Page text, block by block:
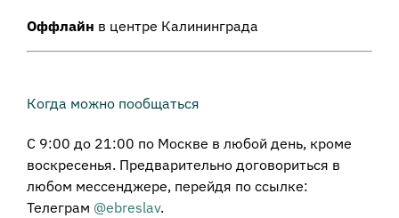
Оффлайн в центре Калининграда
Когда можно пообщаться
С 9:00 до 21:00 по Москве в любой день, кроме
воскресенья. Предварительно договориться в
любом мессенджере, перейдя по ссылке:
Телеграм @ebreslav.